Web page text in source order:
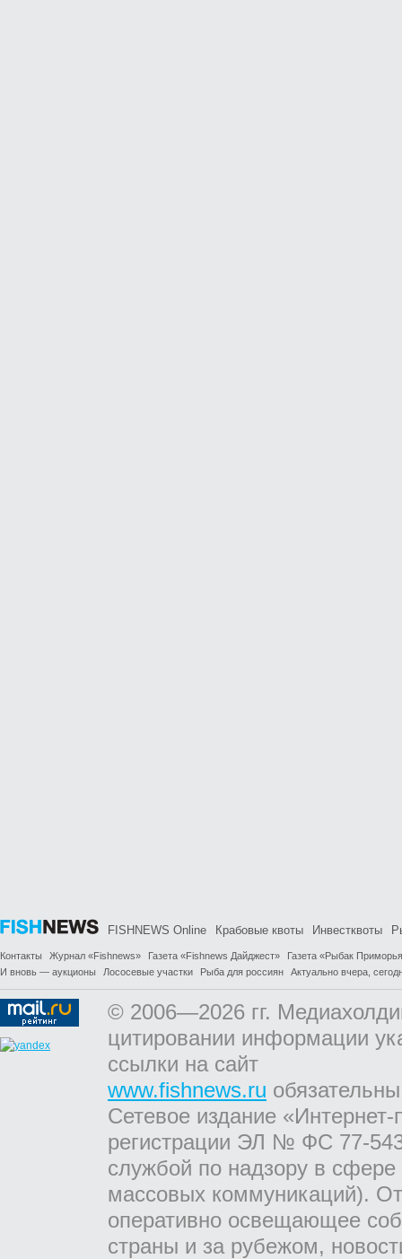
FISHNEWS Online Крабовые квоты Инвестквоты
Контакты Журнал «Fishnews» Газета «Fishnews Дайджест»
Газета «Рыбак
И вновь — аукционы
Лососевые участки Рыба для россиян Актуально вчера,
© 2006—2026 гг.
цитировании информации
ссылки на сайт
www.fishnews.ru
Сетевое издание
регистрации ЭЛ № ФС 77-
службой по надзору в
массовых коммуникаций).
оперативно освещающее
страны и за рубежом,